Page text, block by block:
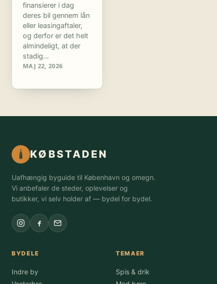
finansierer i dag
deres bil gennem lån
eller leasingaftaler,
og derfor er det helt
almindeligt, at der
stadig…
MAJ 22, 2026
KØBSTADEN
Uafhængig byguide til København og omegn.
Vi anbefaler de steder, oplevelser og
butikker, vi selv holder af — bydel for bydel.
BYDELE
Indre by
TEMAER
Spis & drik